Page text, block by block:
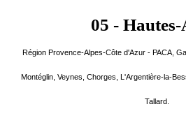
05 - Hautes-
Région Provence-Alpes-Côte d'Azur - PACA,
Montéglin, Veynes, Chorges, L'Argentière-la-
Tallard.